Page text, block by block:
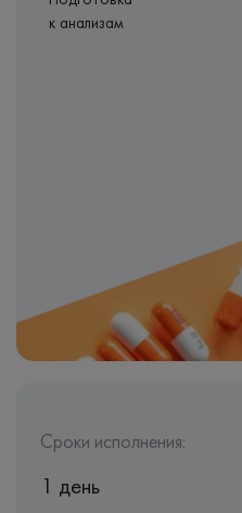
к анализам
Сроки исполнения:
1 день